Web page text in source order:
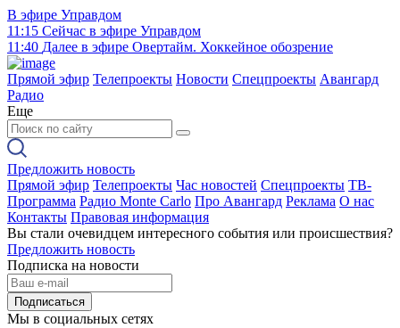
В эфире Управдом
11:15 Сейчас в эфире Управдом
11:40 Далее в эфире Овертайм. Хоккейное обозрение
Прямой эфир Телепроекты Новости Спецпроекты Авангард
Радио
Еще
Предложить новость
Прямой эфир Телепроекты Час новостей Спецпроекты ТВ-
Программа Радио Monte Carlo Про Авангард Реклама О нас
Контакты Правовая информация
Вы стали очевидцем интересного события или происшествия?
Предложить новость
Подписка на новости
Подписаться
Мы в социальных сетях